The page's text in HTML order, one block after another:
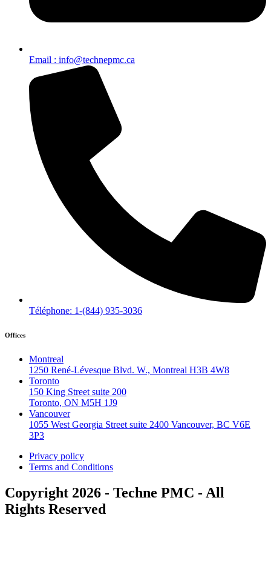
Email : info@technepmc.ca
Téléphone: 1-(844) 935-3036
Offices
Montreal
1250 René-Lévesque Blvd. W., Montreal H3B 4W8
Toronto
150 King Street suite 200
Toronto, ON M5H 1J9
Vancouver
1055 West Georgia Street suite 2400 Vancouver, BC V6E
3P3
Privacy policy
Terms and Conditions
Copyright 2026 - Techne PMC - All
Rights Reserved